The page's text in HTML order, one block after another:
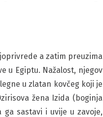
a zatim preuzima
u Egiptu. Nažalost, njegov
u zlatan kovčeg koji je
žena Izida (boginja
sastavi i uvije u zavoje,